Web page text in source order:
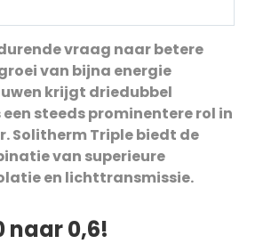
vraag naar betere
van bijna energie
krijgt driedubbel
steeds prominentere rol in
Solitherm Triple biedt de
van superieure
en lichttransmissie.
naar 0,6!